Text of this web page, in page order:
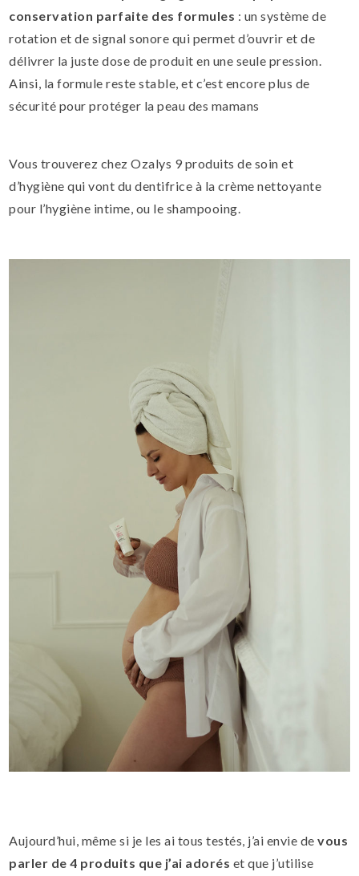
conservation parfaite des formules : un système de
rotation et de signal sonore qui permet d’ouvrir et de
délivrer la juste dose de produit en une seule pression.
Ainsi, la formule reste stable, et c’est encore plus de
sécurité pour protéger la peau des mamans
Vous trouverez chez Ozalys 9 produits de soin et
d’hygiène qui vont du dentifrice à la crème nettoyante
pour l’hygiène intime, ou le shampooing.
Aujourd’hui, même si je les ai tous testés, j’ai envie devous
parler de 4 produits que j’ai adorés et que j’utilise